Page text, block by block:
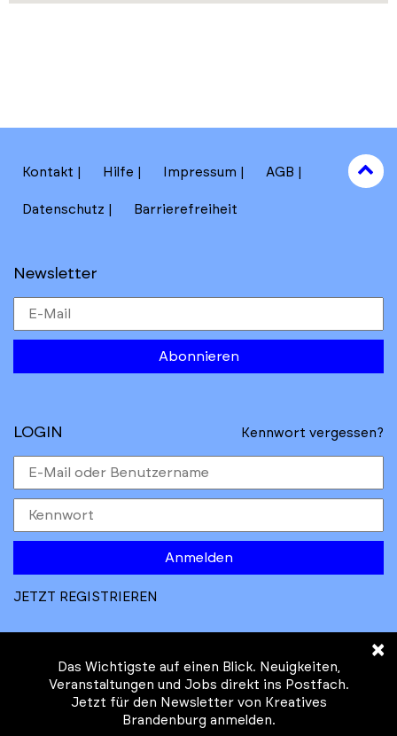
Kontakt Hilfe Impressum AGB
Datenschutz Barrierefreiheit
Newsletter
Abonnieren
to
top
LOGIN Kennwort vergessen?
Anmelden
JETZT REGISTRIEREN
© Kreatives Brandenburg im Auftrag des
×
Das Wichtigste auf einen Blick. Neuigkeiten,
Veranstaltungen und Jobs direkt ins Postfach.
Jetzt für den Newsletter von Kreatives
Brandenburg anmelden.